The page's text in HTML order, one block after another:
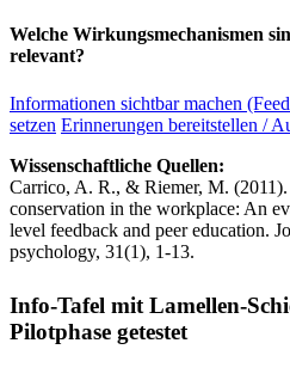
Welche Wirkungsmechanismen
relevant?
Informationen sichtbar machen
setzen Erinnerungen bereitstellen /
Wissenschaftliche Quellen:
Carrico, A. R., & Riemer, M.
conservation in the workplace: An
level feedback and peer education.
psychology, 31(1), 1-13.
Info-Tafel mit Lamellen-
Pilotphase getestet